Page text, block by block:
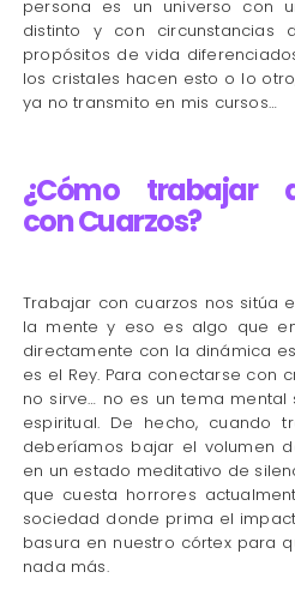
persona es un universo con
distinto y con circunstancias
propósitos de vida
los cristales hacen esto o lo
ya no transmito en mis cursos…
¿Cómo trabajar
con Cuarzos?
Trabajar con cuarzos nos sitúa
la mente y eso es algo que
directamente con la dinámica
es el Rey. Para conectarse con
no sirve… no es un tema
espiritual. De hecho, cuando
deberíamos bajar el volumen
en un estado meditativo de
que cuesta horrores
sociedad donde prima el
basura en nuestro córtex para
nada más.